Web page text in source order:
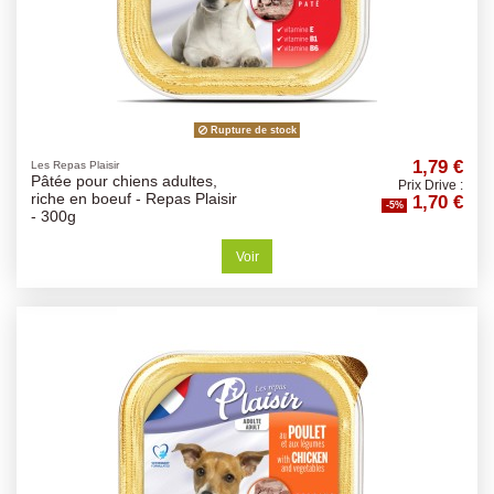
Rupture de stock
Les Repas Plaisir
Pâtée pour chiens adultes,
riche en boeuf - Repas Plaisir
- 300g
1,79 €
Prix Drive :
-5% 1,70 €
Voir